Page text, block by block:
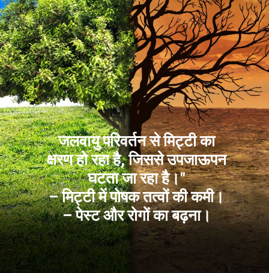
जलवायु परिवर्तन से मिट्टी का
क्षरण हो रहा है, जिससे उपजाऊपन
घटता जा रहा है।"
– मिट्टी में पोषक तत्वों की कमी।
– पेस्ट और रोगों का बढ़ना।